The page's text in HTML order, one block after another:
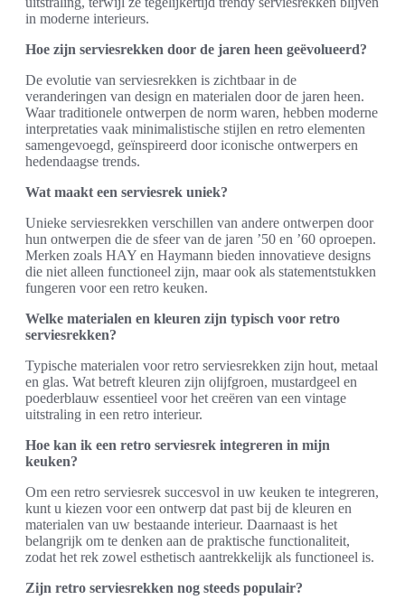
in moderne interieurs.
Hoe zijn serviesrekken door de jaren heen geëvolueerd?
De evolutie van serviesrekken is zichtbaar in de
veranderingen van design en materialen door de jaren heen.
Waar traditionele ontwerpen de norm waren, hebben moderne
interpretaties vaak minimalistische stijlen en retro elementen
samengevoegd, geïnspireerd door iconische ontwerpers en
hedendaagse trends.
Wat maakt een serviesrek uniek?
Unieke serviesrekken verschillen van andere ontwerpen door
hun ontwerpen die de sfeer van de jaren ’50 en ’60 oproepen.
Merken zoals HAY en Haymann bieden innovatieve designs
die niet alleen functioneel zijn, maar ook als statementstukken
fungeren voor een retro keuken.
Welke materialen en kleuren zijn typisch voor retro
serviesrekken?
Typische materialen voor retro serviesrekken zijn hout, metaal
en glas. Wat betreft kleuren zijn olijfgroen, mustardgeel en
poederblauw essentieel voor het creëren van een vintage
uitstraling in een retro interieur.
Hoe kan ik een retro serviesrek integreren in mijn
keuken?
Om een retro serviesrek succesvol in uw keuken te integreren,
kunt u kiezen voor een ontwerp dat past bij de kleuren en
materialen van uw bestaande interieur. Daarnaast is het
belangrijk om te denken aan de praktische functionaliteit,
zodat het rek zowel esthetisch aantrekkelijk als functioneel is.
Zijn retro serviesrekken nog steeds populair?